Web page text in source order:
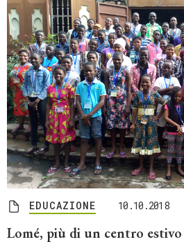
EDUCAZIONE 10.10.2018
Lomé, più di un centro estivo